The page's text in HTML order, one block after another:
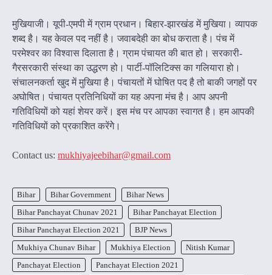
मुखियाजी। यूपी-एमपी में ग्राम प्रधान। बिहार-झारखंड में मुखिया। व्यापक
शब्द है। यह केवल पद नहीं है। जवाबदेही का बोध कराता है। पंच में
परमेश्वर का विश्वास दिलाता है। ग्राम पंचायत की बात हो। सरकारी-
गैरसरकारी संस्था का उद्धरण हो। पार्टी-पॉलिटिक्स का गलियारा हो।
संचालनकर्ता खुद में मुखिया है। पंचायतों में घोषित पद है तो बाकी जगहों पर
अघोषित। पंचायत प्रतिनिधियों का यह अपना मंच है। आप अपनी
गतिविधियों को यहां शेयर करें। इस मंच पर आपका स्वागत है। हम आपकी
गतिविधियों को प्रकाशित करेंगेे।
Contact us: mukhiyajeebihar@gmail.com
Bihar Bihar Government
Bihar News
Bihar Panchayat Chunav 2021
Bihar Panchayat Election
Bihar Panchayat Election 2021
BJP News
Mukhiya Chunav Bihar
Mukhiya Election
Nitish Kumar
Panchayat Election
Panchayat Election 2021